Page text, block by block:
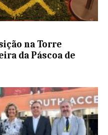
na Torre
da Páscoa de